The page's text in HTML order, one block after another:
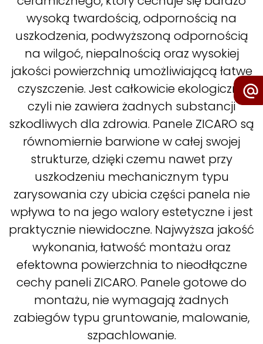
wysoką twardością, odpornością na
uszkodzenia, podwyższoną odpornością
na wilgoć, niepalnością oraz wysokiej
jakości powierzchnią umożliwiającą łatwe
czyszczenie. Jest całkowicie ekologiczny
czyli nie zawiera żadnych substancji
szkodliwych dla zdrowia. Panele ZICARO są
równomiernie barwione w całej swojej
strukturze, dzięki czemu nawet przy
uszkodzeniu mechanicznym typu
zarysowania czy ubicia części panela nie
wpływa to na jego walory estetyczne i jest
praktycznie niewidoczne. Najwyższa jakość
wykonania, łatwość montażu oraz
efektowna powierzchnia to nieodłączne
cechy paneli ZICARO. Panele gotowe do
montażu, nie wymagają żadnych
zabiegów typu gruntowanie, malowanie,
szpachlowanie.